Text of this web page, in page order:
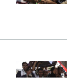
calcio 2026